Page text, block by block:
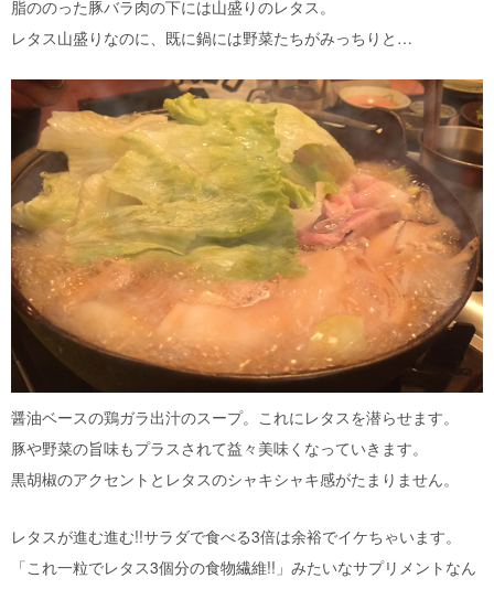
脂ののった豚バラ肉の下には山盛りのレタス。
レタス山盛りなのに、既に鍋には野菜たちがみっちりと…
醤油ベースの鶏ガラ出汁のスープ。これにレタスを潜らせます。
豚や野菜の旨味もプラスされて益々美味くなっていきます。
黒胡椒のアクセントとレタスのシャキシャキ感がたまりません。
レタスが進む進む!!サラダで食べる3倍は余裕でイケちゃいます。
「これ一粒でレタス3個分の食物繊維!!」みたいなサプリメントなん